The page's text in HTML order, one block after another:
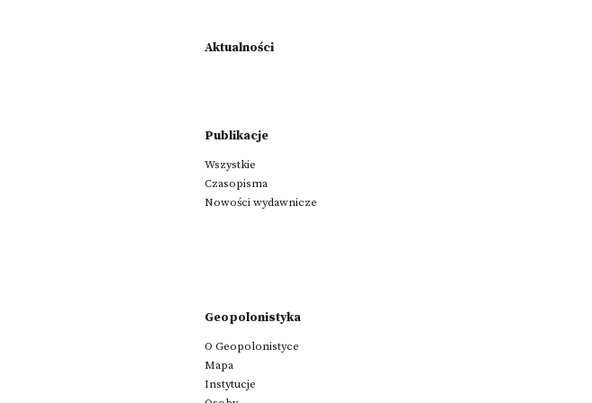
Aktualności
Publikacje
Wszystkie
Czasopisma
Nowości wydawnicze
Geopolonistyka
O Geopolonistyce
Mapa
Instytucje